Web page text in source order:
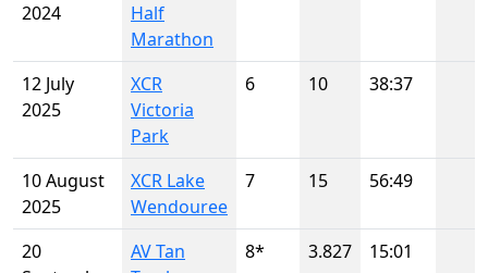
2024
Half
Marathon
12 July
2025
XCR
Victoria
Park
6 10 38:37
10 August
2025
XCR Lake
Wendouree
7 15 56:49
20
AV Tan
8* 3.827 15:01